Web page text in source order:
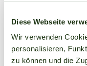
Diese Webseite
Wir verwenden
personalisieren,
zu können und die